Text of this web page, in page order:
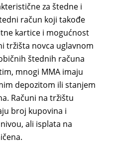
za štedne i
račun koji takođe
kartice i mogućnost
tržišta novca uglavnom
štednih računa
mnogi MMA imaju
depozitom ili stanjem
Računi na tržištu
broj kupovina i
ali isplata na